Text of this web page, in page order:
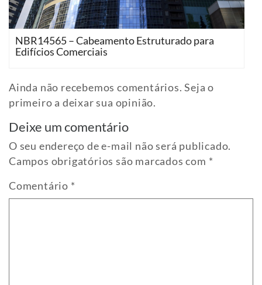
NBR14565 – Cabeamento Estruturado para
Edifícios Comerciais
Ainda não recebemos comentários. Seja o
primeiro a deixar sua opinião.
Deixe um comentário
O seu endereço de e-mail não será publicado.
Campos obrigatórios são marcados com *
Comentário *